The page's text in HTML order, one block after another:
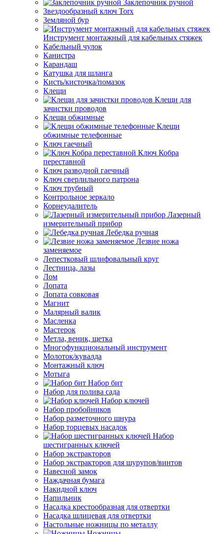
Заклепочник ручной
Звездообразный ключ Torx
Земляной бур
Инструмент монтажный для кабельных стяжек
Кабельный чулок
Канистра
Карандаш
Катушка для шланга
Кисть/кисточка/помазок
Клещи
Клещи для
зачистки проводов
Клещи обжимные
Клещи
обжимные телефонные
Ключ гаечный
Ключ Кобра
переставной
Ключ разводной гаечный
Ключ сверлильного патрона
Ключ трубный
Контрольное зеркало
Корнеудалитель
Лазерный
измерительный прибор
Лебедка ручная
Лезвие ножа
заменяемое
Лепестковый шлифовальный круг
Лестница, лазы
Лом
Лопата
Лопата совковая
Магнит
Малярный валик
Масленка
Мастерок
Метла, веник, щетка
Многофункциональный инструмент
Молоток/кувалда
Монтажный ключ
Мотыга
Набор бит
Набор для полива сада
Набор ключей
Набор пробойников
Набор разметочного шнура
Набор торцевых насадок
Набор
шестигранных ключей
Набор экстракторов
Набор экстракторов для шурупов/винтов
Навесной замок
Наждачная бумага
Накидной ключ
Напильник
Насадка крестообразная для отвертки
Насадка шлицевая для отвертки
Настольные ножницы по металлу